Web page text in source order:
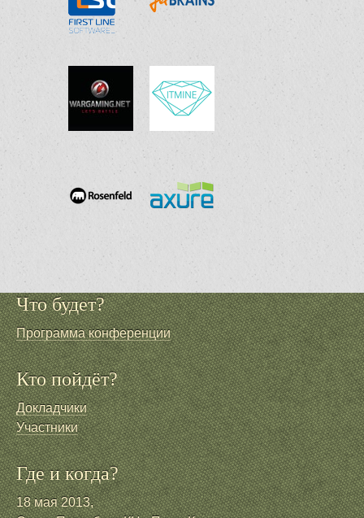
Что будет?
Программа конференции
Кто пойдёт?
Докладчики
Участники
Где и когда?
18 мая 2013,